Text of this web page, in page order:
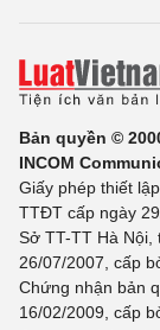
Bản quyền ©
INCOM
Giấy phép thiết
TTĐT cấp ngày
Sở TT-TT Hà Nội,
26/07/2007, cấp
Chứng nhận bản
16/02/2009, cấp